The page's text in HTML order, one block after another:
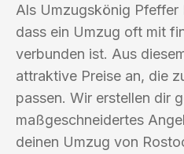
Als Umzugskönig Pfeffer
dass ein Umzug oft mit
verbunden ist. Aus
attraktive Preise an, die
passen. Wir erstellen dir
maßgeschneidertes
deinen Umzug von